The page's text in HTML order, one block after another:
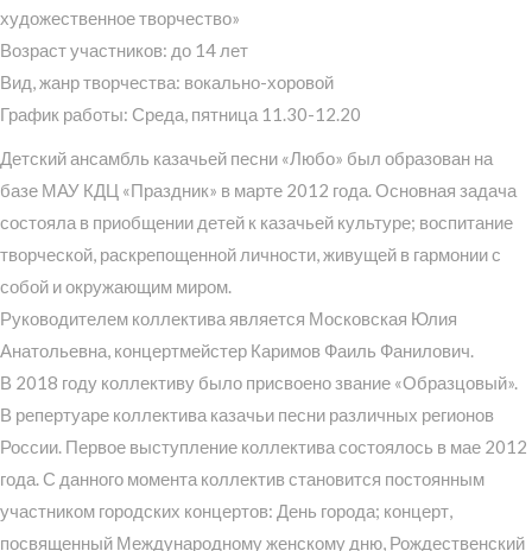
художественное творчество»
Возраст участников: до 14 лет
Вид, жанр творчества: вокально-хоровой
График работы: Среда, пятница 11.30-12.20
Детский ансамбль казачьей песни «Любо» был образован на
базе МАУ КДЦ «Праздник» в марте 2012 года. Основная задача
состояла в приобщении детей к казачьей культуре; воспитание
творческой, раскрепощенной личности, живущей в гармонии с
собой и окружающим миром.
Руководителем коллектива является Московская Юлия
Анатольевна, концертмейстер Каримов Фаиль Фанилович.
В 2018 году коллективу было присвоено звание «Образцовый».
В репертуаре коллектива казачьи песни различных регионов
России. Первое выступление коллектива состоялось в мае 2012
года. С данного момента коллектив становится постоянным
участником городских концертов: День города; концерт,
посвященный Международному женскому дню, Рождественский